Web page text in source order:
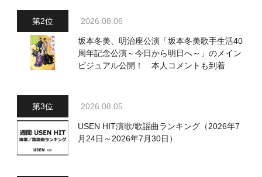
2026.08.06
坂本冬美、明治座公演「坂本冬美歌手生活40
周年記念公演～今日から明日へ～」のメイン
ビジュアル公開！ 本人コメントも到着
2026.08.05
USEN HIT演歌/歌謡曲ランキング（2026年7
月24日～2026年7月30日）